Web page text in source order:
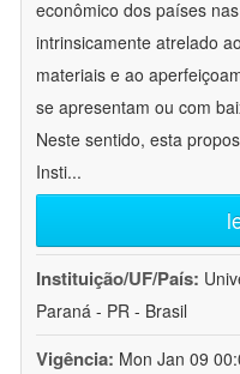
econômico dos países
intrinsicamente atrelado
materiais e ao
se apresentam ou com
Neste sentido, esta
Insti...
Instituição/UF/País:
Paraná - PR - Brasil
Vigência: Mon Jan 09